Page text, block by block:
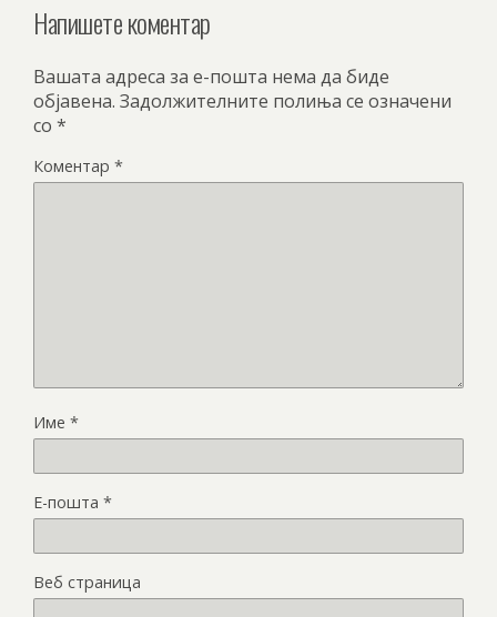
Напишете коментар
Вашата адреса за е-пошта нема да биде
објавена. Задолжителните полиња се означени
со *
Коментар *
Име *
Е-пошта *
Веб страница